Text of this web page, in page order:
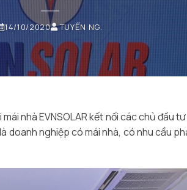
14/10/2020 TUYỂN NG.
nhà EVNSOLAR kết nối các chủ đầu
doanh nghiệp có mái nhà, có nhu cầu